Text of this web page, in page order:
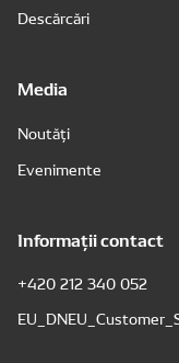
Descărcări
Media
Noutăți
Evenimente
Informații contact
+420 212 340 052